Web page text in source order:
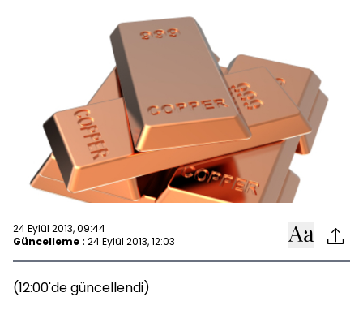
24 Eylül 2013, 09:44
Güncelleme : 24 Eylül 2013, 12:03
(12:00'de güncellendi)